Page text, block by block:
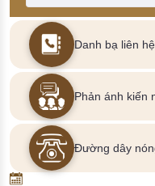
Danh bạ liên hệ
Phản ánh kiến
Đường dây